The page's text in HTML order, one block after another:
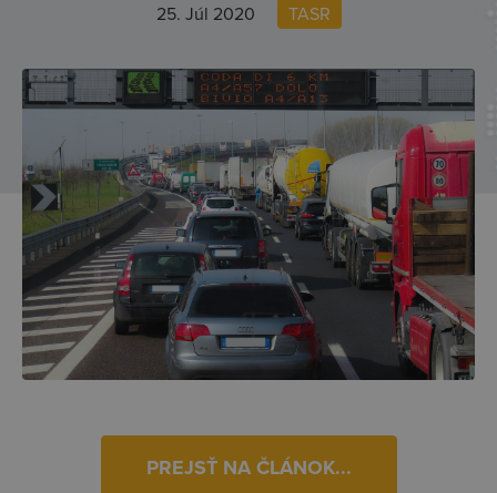
25. Júl 2020 TASR
PREJSŤ NA ČLÁNOK...